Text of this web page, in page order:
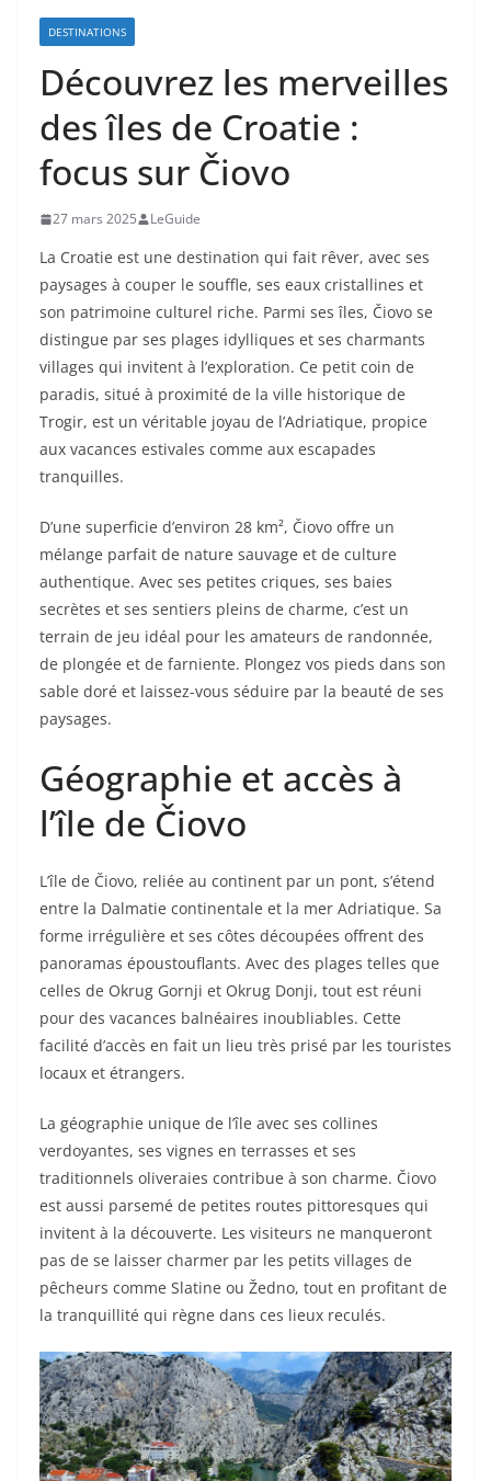
DESTINATIONS
Découvrez les merveilles
des îles de Croatie :
focus sur Čiovo
27 mars 2025 LeGuide
La Croatie est une destination qui fait rêver, avec ses
paysages à couper le souffle, ses eaux cristallines et
son patrimoine culturel riche. Parmi ses îles, Čiovo se
distingue par ses plages idylliques et ses charmants
villages qui invitent à l’exploration. Ce petit coin de
paradis, situé à proximité de la ville historique de
Trogir, est un véritable joyau de l’Adriatique, propice
aux vacances estivales comme aux escapades
tranquilles.
D’une superficie d’environ 28 km², Čiovo offre un
mélange parfait de nature sauvage et de culture
authentique. Avec ses petites criques, ses baies
secrètes et ses sentiers pleins de charme, c’est un
terrain de jeu idéal pour les amateurs de randonnée,
de plongée et de farniente. Plongez vos pieds dans son
sable doré et laissez-vous séduire par la beauté de ses
paysages.
Géographie et accès à
l’île de Čiovo
L’île de Čiovo, reliée au continent par un pont, s’étend
entre la Dalmatie continentale et la mer Adriatique. Sa
forme irrégulière et ses côtes découpées offrent des
panoramas époustouflants. Avec des plages telles que
celles de Okrug Gornji et Okrug Donji, tout est réuni
pour des vacances balnéaires inoubliables. Cette
facilité d’accès en fait un lieu très prisé par les touristes
locaux et étrangers.
La géographie unique de l’île avec ses collines
verdoyantes, ses vignes en terrasses et ses
traditionnels oliveraies contribue à son charme. Čiovo
est aussi parsemé de petites routes pittoresques qui
invitent à la découverte. Les visiteurs ne manqueront
pas de se laisser charmer par les petits villages de
pêcheurs comme Slatine ou Žedno, tout en profitant de
la tranquillité qui règne dans ces lieux reculés.